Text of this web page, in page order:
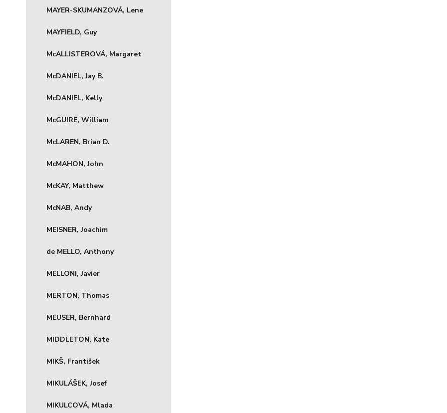
MAYER-SKUMANZOVÁ, Lene
MAYFIELD, Guy
McALLISTEROVÁ, Margaret
McDANIEL, Jay B.
McDANIEL, Kelly
McGUIRE, William
McLAREN, Brian D.
McMAHON, John
McKAY, Matthew
McNAB, Andy
MEISNER, Joachim
de MELLO, Anthony
MELLONI, Javier
MERTON, Thomas
MEUSER, Bernhard
MIDDLETON, Kate
MIKŠ, František
MIKULÁŠEK, Josef
MIKULCOVÁ, Mlada